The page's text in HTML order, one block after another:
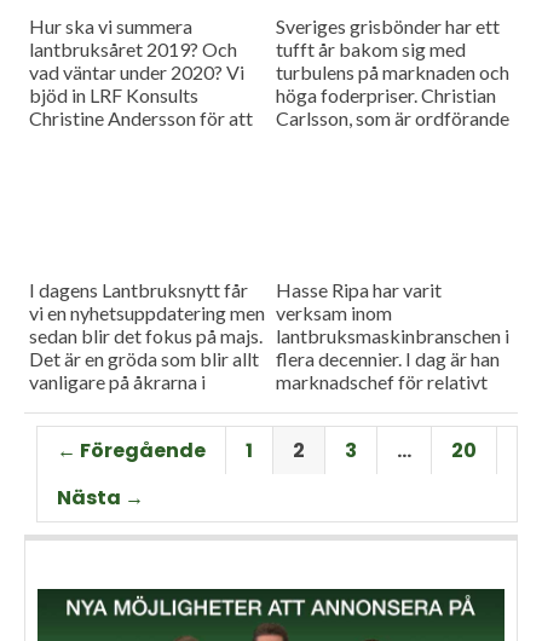
Hur ska vi summera
lantbruksåret 2019? Och
vad väntar under 2020? Vi
bjöd in LRF Konsults
Christine Andersson för att
Sveriges grisbönder har ett
tufft år bakom sig med
turbulens på marknaden och
höga foderpriser. Christian
Carlsson, som är ordförande
I dagens Lantbruksnytt får
vi en nyhetsuppdatering men
sedan blir det fokus på majs.
Det är en gröda som blir allt
vanligare på åkrarna i
som vet allt om majsens
fördelar, men också om
majsens utmaningar, är Hans
Thorell som började odla
grödan redan på 70-talet.
Hasse Ripa har varit
verksam inom
lantbruksmaskinbranschen i
flera decennier. I dag är han
marknadschef för relativt
Machinery med
huvudagenturen Claas. Hur
går det för Swedish Agro
← Föregående 1 2 3 …
20
Nästa →